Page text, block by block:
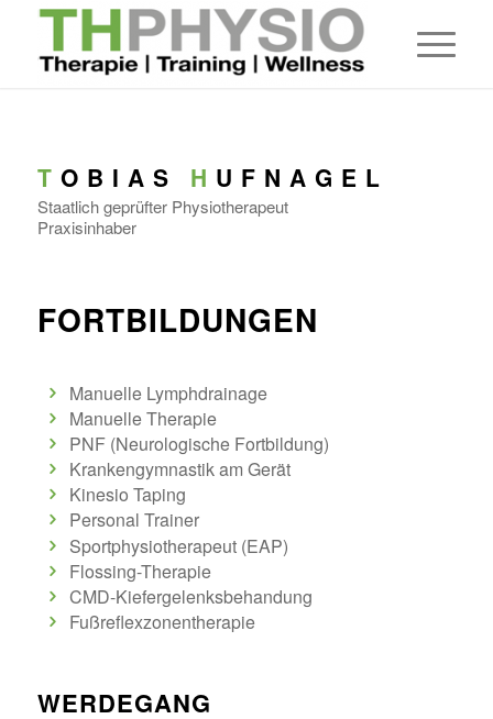
T O B I A S H U F N A G E L
Staatlich geprüfter Physiotherapeut
Praxisinhaber
FORTBILDUNGEN
Manuelle Lymphdrainage
Manuelle Therapie
PNF (Neurologische Fortbildung)
Krankengymnastik am Gerät
Kinesio Taping
Personal Trainer
Sportphysiotherapeut (EAP)
Flossing-Therapie
CMD-Kiefergelenksbehandung
Fußreflexzonentherapie
WERDEGANG